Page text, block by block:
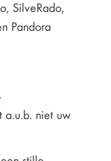
SilveRado,
Pandora
a.u.b. niet uw